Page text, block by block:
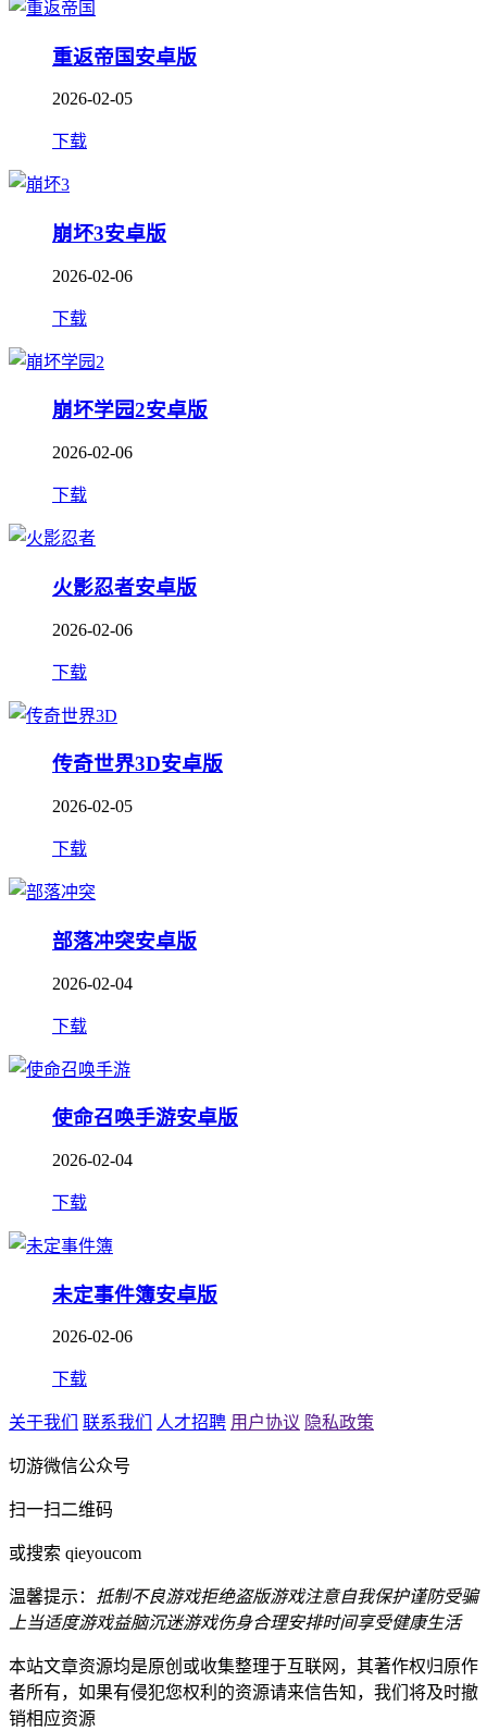
重返帝国安卓版
2026-02-05
下载
崩坏3安卓版
2026-02-06
下载
崩坏学园2安卓版
2026-02-06
下载
火影忍者安卓版
2026-02-06
下载
传奇世界3D安卓版
2026-02-05
下载
部落冲突安卓版
2026-02-04
下载
使命召唤手游安卓版
2026-02-04
下载
未定事件簿安卓版
2026-02-06
下载
关于我们 联系我们 人才招聘 用户协议 隐私政策
切游微信公众号
扫一扫二维码
或搜索 qieyoucom
温馨提示： 抵制不良游戏拒绝盗版游戏注意自我保护谨防受骗
上当适度游戏益脑沉迷游戏伤身合理安排时间享受健康生活
本站文章资源均是原创或收集整理于互联网，其著作权归原作
者所有，如果有侵犯您权利的资源请来信告知，我们将及时撤
销相应资源